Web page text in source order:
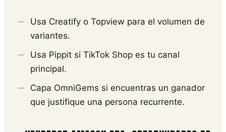
Usa Creatify o Topview para el volumen de
variantes.
Usa Pippit si TikTok Shop es tu canal
principal.
Capa OmniGems si encuentras un ganador
que justifique una persona recurrente.